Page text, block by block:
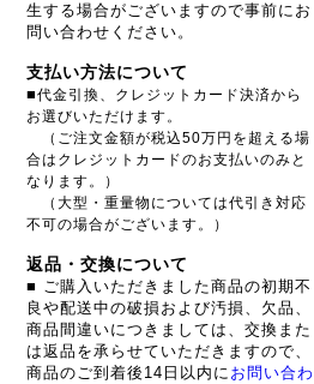
生する場合がございますので事前にお
問い合わせください。
支払い方法について
■代金引換、クレジットカード決済から
お選びいただけます。
（ご注文金額が税込50万円を超える場
合はクレジットカードのお支払いのみと
なります。）
（大型・重量物については代引き対応
不可の場合がございます。）
返品・交換について
■ ご購入いただきました商品の初期不
良や配送中の破損および汚損、欠品、
商品間違いにつきましては、交換また
は返品を承らせていただきますので、
商品のご到着後14日以内に お問い合わ